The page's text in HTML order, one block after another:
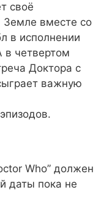
своё
Земле вместе со
в исполнении
в четвертом
Доктора с
важную
Who” должен
даты пока не